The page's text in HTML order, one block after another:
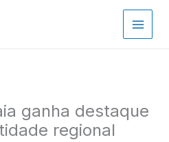
ganha destaque
regional